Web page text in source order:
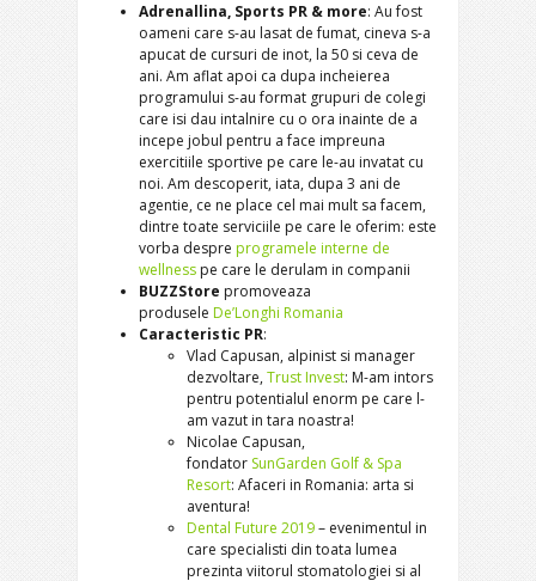
Adrenallina, Sports PR & more: Au fost
oameni care s-au lasat de fumat, cineva s-a
apucat de cursuri de inot, la 50 si ceva de
ani. Am aflat apoi ca dupa incheierea
programului s-au format grupuri de colegi
care isi dau intalnire cu o ora inainte de a
incepe jobul pentru a face impreuna
exercitiile sportive pe care le-au invatat cu
noi. Am descoperit, iata, dupa 3 ani de
agentie, ce ne place cel mai mult sa facem,
dintre toate serviciile pe care le oferim: este
vorba despre programele interne de
wellness pe care le derulam in companii
BUZZStore promoveaza
produsele De’Longhi Romania
Caracteristic PR:
Vlad Capusan, alpinist si manager
dezvoltare,Trust Invest: M-am intors
pentru potentialul enorm pe care l-
am vazut in tara noastra!
Nicolae Capusan,
fondator SunGarden Golf & Spa
Resort: Afaceri in Romania: arta si
aventura!
Dental Future 2019– evenimentul in
care specialisti din toata lumea
prezinta viitorul stomatologiei si al